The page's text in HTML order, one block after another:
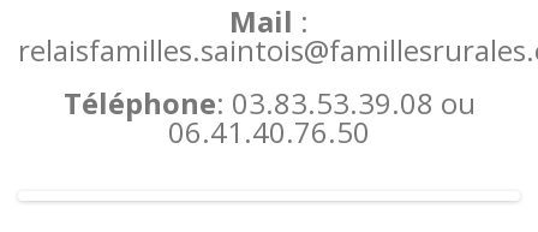
Mail :
Téléphone: 03.83.53.39.08 ou
06.41.40.76.50